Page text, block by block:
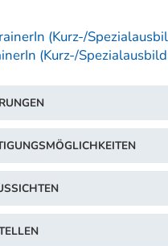
(Kurz-/
(Kurz-/